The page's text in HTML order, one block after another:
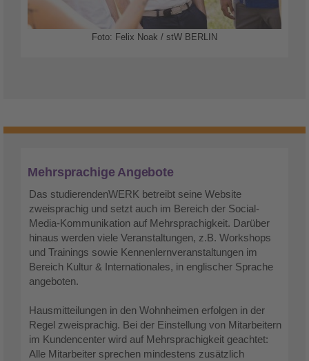
Foto: Felix Noak / stW BERLIN
Mehrsprachige Angebote
Das studierendenWERK betreibt seine Website
zweisprachig und setzt auch im Bereich der Social-
Media-Kommunikation auf Mehrsprachigkeit. Darüber
hinaus werden viele Veranstaltungen, z.B. Workshops
und Trainings sowie Kennenlernveranstaltungen im
Bereich Kultur & Internationales, in englischer Sprache
angeboten.
Hausmitteilungen in den Wohnheimen erfolgen in der
Regel zweisprachig. Bei der Einstellung von Mitarbeitern
im Kundencenter wird auf Mehrsprachigkeit geachtet:
Alle Mitarbeiter sprechen mindestens zusätzlich